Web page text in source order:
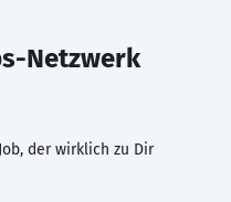
Netzwerk
der wirklich zu Dir